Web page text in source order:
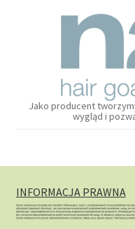
Jako producent
wygląd i
INFORMACJA PRAWNA